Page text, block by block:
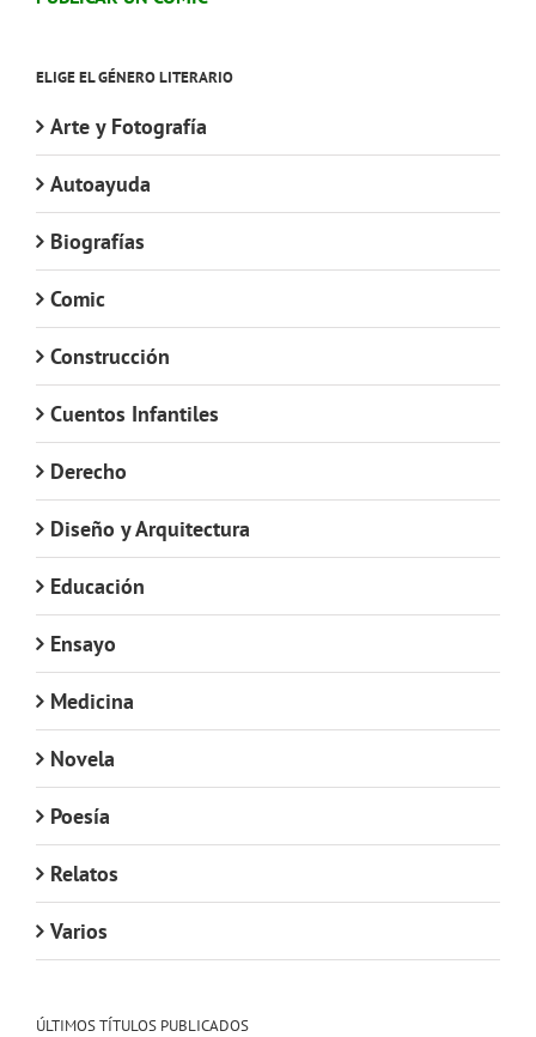
ELIGE EL GÉNERO LITERARIO
Arte y Fotografía
Autoayuda
Biografías
Comic
Construcción
Cuentos Infantiles
Derecho
Diseño y Arquitectura
Educación
Ensayo
Medicina
Novela
Poesía
Relatos
Varios
ÚLTIMOS TÍTULOS PUBLICADOS